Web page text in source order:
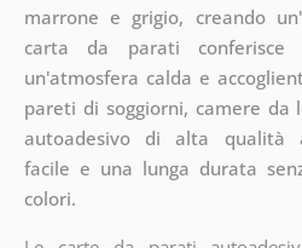
marrone e grigio, creando
carta da parati
un'atmosfera calda e
pareti di soggiorni, camere
autoadesivo di alta qualità
facile e una lunga durata
colori.